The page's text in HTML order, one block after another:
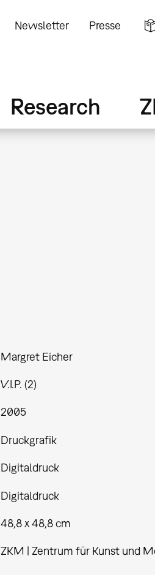
Newsletter Presse
Research
Margret Eicher
V.I.P. (2)
2005
Druckgrafik
Digitaldruck
Digitaldruck
48,8 x 48,8 cm
ZKM | Zentrum für Kunst und